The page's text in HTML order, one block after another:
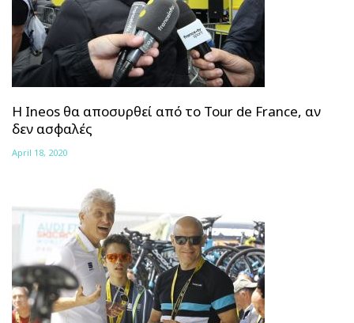
Η Ineos θα αποσυρθεί από το Tour de France, αν
δεν ασφαλές
April 18, 2020